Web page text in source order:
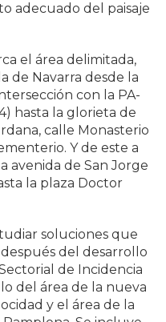
adecuado del paisaje
el área delimitada,
de Navarra desde la
con la PA-
hasta la glorieta de
calle Monasterio
Y de este a
avenida de San Jorge
la plaza Doctor
soluciones que
del desarrollo
de Incidencia
del área de la nueva
y el área de la